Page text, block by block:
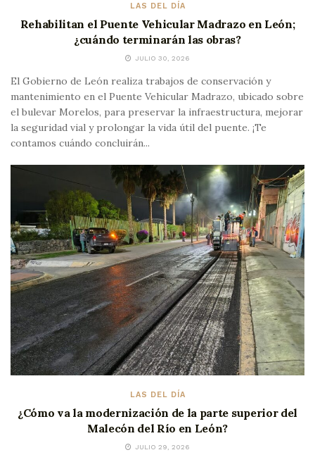
LAS DEL DÍA
Rehabilitan el Puente Vehicular Madrazo en León;
¿cuándo terminarán las obras?
JULIO 30, 2026
El Gobierno de León realiza trabajos de conservación y
mantenimiento en el Puente Vehicular Madrazo, ubicado sobre
el bulevar Morelos, para preservar la infraestructura, mejorar
la seguridad vial y prolongar la vida útil del puente. ¡Te
contamos cuándo concluirán...
LAS DEL DÍA
¿Cómo va la modernización de la parte superior del
Malecón del Río en León?
JULIO 29, 2026